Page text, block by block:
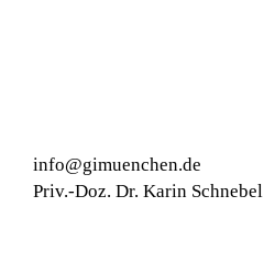
info@gimuenchen.de
Priv.-Doz. Dr. Karin Schnebel